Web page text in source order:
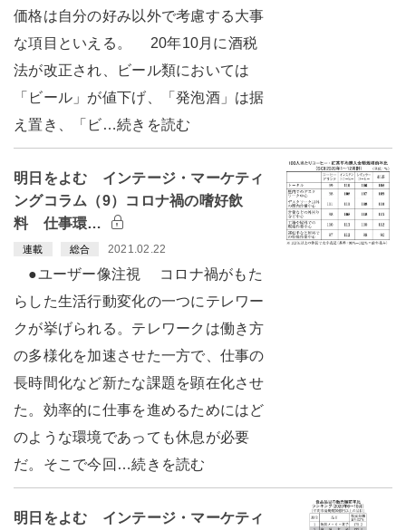
価格は自分の好み以外で考慮する大事
な項目といえる。 20年10月に酒税
法が改正され、ビール類においては
「ビール」が値下げ、「発泡酒」は据
え置き、「ビ…続きを読む
明日をよむ インテージ・マーケティ
ングコラム（9）コロナ禍の嗜好飲
料 仕事環…
連載 総合 2021.02.22
●ユーザー像注視 コロナ禍がもた
らした生活行動変化の一つにテレワー
クが挙げられる。テレワークは働き方
の多様化を加速させた一方で、仕事の
長時間化など新たな課題を顕在化させ
た。効率的に仕事を進めるためにはど
のような環境であっても休息が必要
だ。そこで今回…続きを読む
明日をよむ インテージ・マーケティ